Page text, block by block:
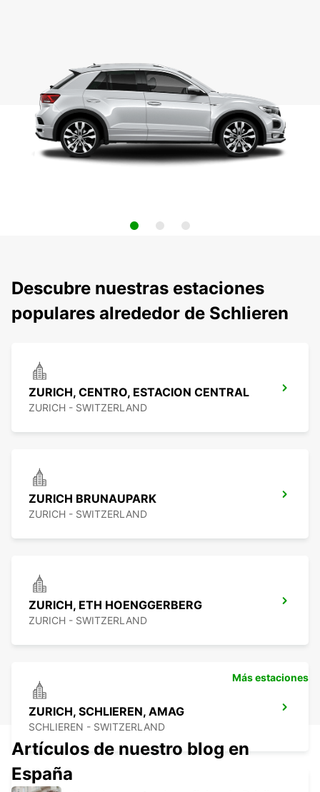
Descubre nuestras estaciones
populares alrededor de Schlieren
ZURICH, CENTRO, ESTACION CENTRAL
ZURICH - SWITZERLAND
ZURICH BRUNAUPARK
ZURICH - SWITZERLAND
ZURICH, ETH HOENGGERBERG
ZURICH - SWITZERLAND
ZURICH, SCHLIEREN, AMAG
SCHLIEREN - SWITZERLAND
Más estaciones
Artículos de nuestro blog en
España